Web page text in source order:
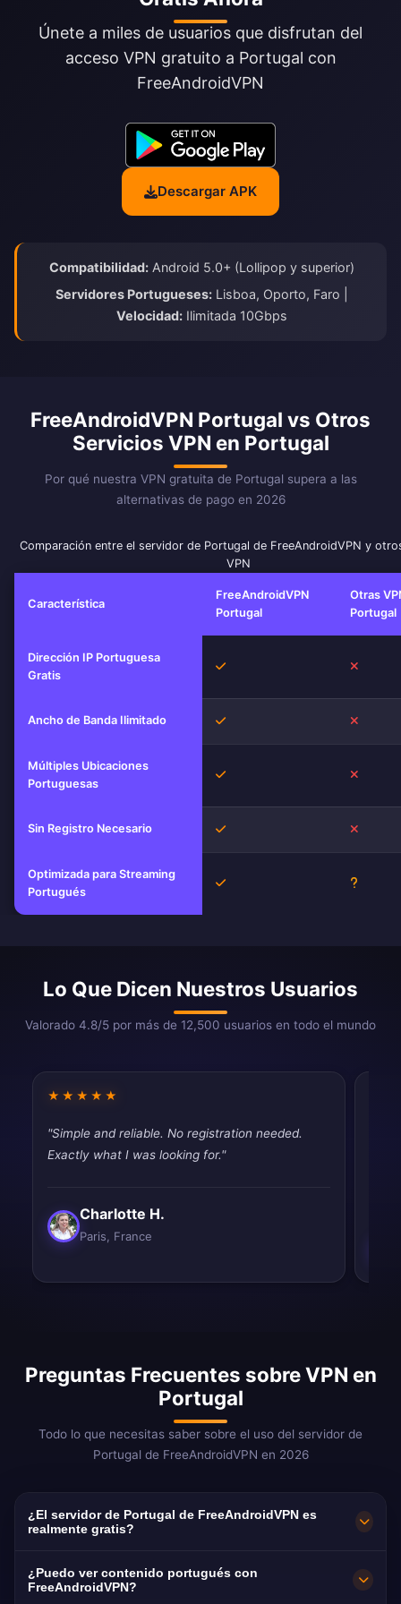
Únete a miles de usuarios que disfrutan del
acceso VPN gratuito a Portugal con
FreeAndroidVPN
Descargar APK
Compatibilidad: Android 5.0+ (Lollipop y superior)
Servidores Portugueses: Lisboa, Oporto, Faro |
Velocidad: Ilimitada 10Gbps
FreeAndroidVPN Portugal vs Otros
Servicios VPN en Portugal
Por qué nuestra VPN gratuita de Portugal supera a las
alternativas de pago en 2026
Comparación entre el servidor de Portugal de FreeAndroidVPN y
VPN
Característica
FreeAndroidVPN
Portugal
Otras
Portugal
Dirección IP Portuguesa
Gratis
Sí
Ancho de Banda Ilimitado Sí
Múltiples Ubicaciones
Portuguesas
Sí
Sin Registro Necesario Sí
Optimizada para Streaming
Portugués
Sí
Lo Que Dicen Nuestros Usuarios
Valorado 4.8/5 por más de 12,500 usuarios en todo el mundo
★★★★★
"Simple and reliable. No registration needed.
Exactly what I was looking for."
Charlotte H.
Paris, France
Preguntas Frecuentes sobre VPN en
Portugal
Todo lo que necesitas saber sobre el uso del servidor de
Portugal de FreeAndroidVPN en 2026
¿El servidor de Portugal de FreeAndroidVPN es
realmente gratis?
¡Sí! El servidor de Portugal de FreeAndroidVPN
es 100% gratis. Esencial para los más de 250
¿Puedo ver contenido portugués con
FreeAndroidVPN?